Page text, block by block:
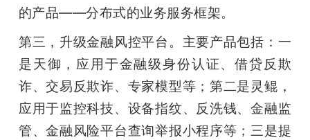
的产品——分布式的业务服务框架。
第三，升级金融风控平台。主要产品包括：一
是天御，应用于金融级身份认证、借贷反欺
诈、交易反欺诈、专家模型等；第二是灵鲲，
应用于监控科技、设备指纹、反洗钱、金融监
管、金融风险平台查询举报小程序等；三是提